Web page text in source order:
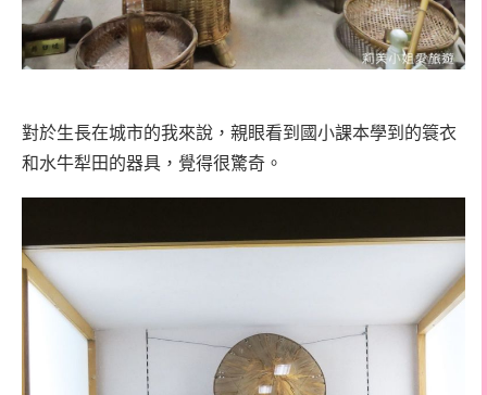
對於生長在城市的我來說，親眼看到國小課本學到的簑衣
和水牛犁田的器具，覺得很驚奇。